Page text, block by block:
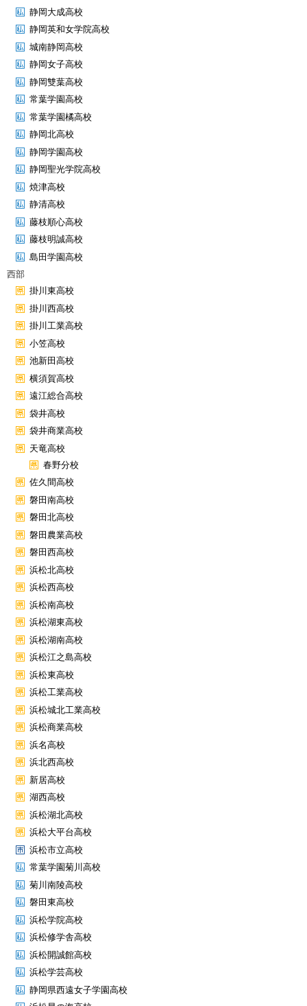
静岡大成高校
静岡英和女学院高校
城南静岡高校
静岡女子高校
静岡雙葉高校
常葉学園高校
常葉学園橘高校
静岡北高校
静岡学園高校
静岡聖光学院高校
焼津高校
静清高校
藤枝順心高校
藤枝明誠高校
島田学園高校
西部
掛川東高校
掛川西高校
掛川工業高校
小笠高校
池新田高校
横須賀高校
遠江総合高校
袋井高校
袋井商業高校
天竜高校
春野分校
佐久間高校
磐田南高校
磐田北高校
磐田農業高校
磐田西高校
浜松北高校
浜松西高校
浜松南高校
浜松湖東高校
浜松湖南高校
浜松江之島高校
浜松東高校
浜松工業高校
浜松城北工業高校
浜松商業高校
浜名高校
浜北西高校
新居高校
湖西高校
浜松湖北高校
浜松大平台高校
浜松市立高校
常葉学園菊川高校
菊川南陵高校
磐田東高校
浜松学院高校
浜松修学舎高校
浜松開誠館高校
浜松学芸高校
静岡県西遠女子学園高校